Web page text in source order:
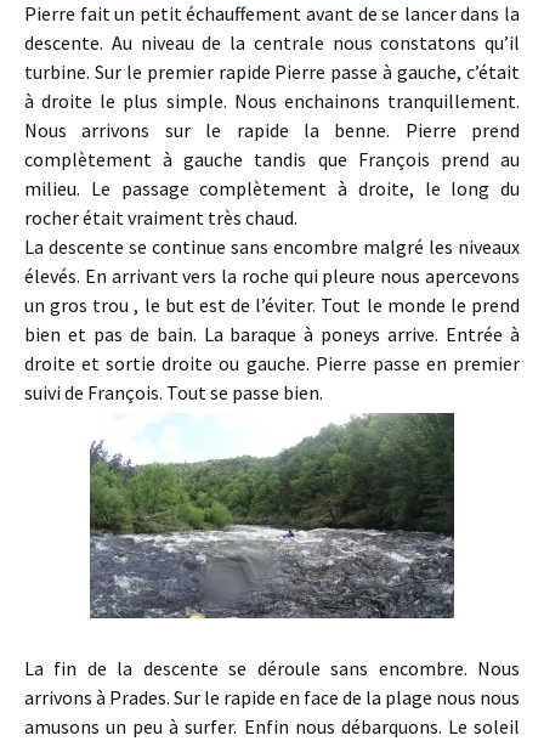
Pierre fait un petit échauffement avant de se lancer dans la
descente. Au niveau de la centrale nous constatons qu’il
turbine. Sur le premier rapide Pierre passe à gauche, c’était
à droite le plus simple. Nous enchainons tranquillement.
Nous arrivons sur le rapide la benne. Pierre prend
complètement à gauche tandis que François prend au
milieu. Le passage complètement à droite, le long du
rocher était vraiment très chaud.
La descente se continue sans encombre malgré les niveaux
élevés. En arrivant vers la roche qui pleure nous apercevons
un gros trou , le but est de l’éviter. Tout le monde le prend
bien et pas de bain. La baraque à poneys arrive. Entrée à
droite et sortie droite ou gauche. Pierre passe en premier
suivi de François. Tout se passe bien.
La fin de la descente se déroule sans encombre. Nous
arrivons à Prades. Sur le rapide en face de la plage nous nous
amusons un peu à surfer. Enfin nous débarquons. Le soleil